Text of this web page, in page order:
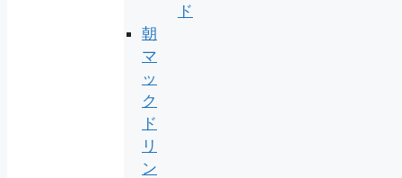
ド
朝
マ
ッ
ク
ド
リ
ン